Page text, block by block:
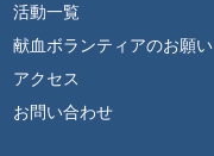
活動一覧
献血ボランティアのお願い
アクセス
お問い合わせ